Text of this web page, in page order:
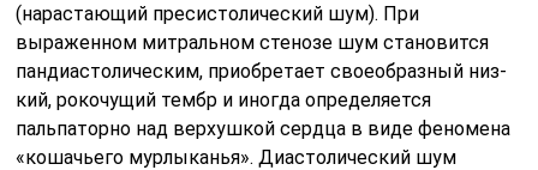
(нарастающий пресистолический шум). При
выраженном митральном стенозе шум становится
пандиастолическим, приобретает своеобразный низ­
кий, рокочущий тембр и иногда определяется
пальпаторно над верхушкой сердца в виде феномена
«кошачьего мурлыканья». Диастолический шум